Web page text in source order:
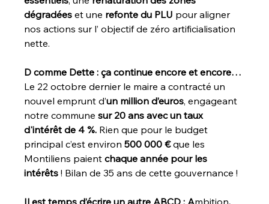
dégradées et une refonte du PLU pour aligner
nos actions sur l’ objectif de zéro artificialisation
nette.
D comme Dette : ça continue encore et encore…
Le 22 octobre dernier le maire a contracté un
nouvel emprunt d’un million d’euros, engageant
notre commune sur 20 ans avec un taux
d'intérêt de 4 %. Rien que pour le budget
principal c’est environ 500 000 € que les
Montiliens paient chaque année pour les
intérêts ! Bilan de 35 ans de cette gouvernance !
Il est temps d’écrire un autre ABCD : Ambition,